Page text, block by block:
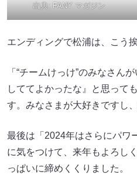
出典: FANY マガジン
エンディングで松浦は、こう
「“チームけっけ”のみなさん
しててよかったな』と思って
す。みなさまが大好きですし
最後は「2024年はさらにパワ
に気をつけて、来年もよろし
っぱいに締めくくりました。